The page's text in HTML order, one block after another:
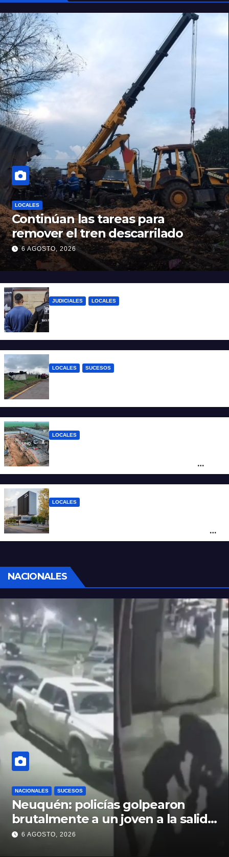
LOCALES
Continúan las tareas para
remover el tren descarrilado
6 AGOSTO, 2026
JUDICIALES LOCALES
LOCALES SUCESOS
LOCALES
servicio y proyectan la construcción de
LOCALES
Santa Fe
NACIONALES
NACIONALES SUCESOS
Neuquén: policías golpearon
brutalmente a un joven a la salida
de un boliche y quedaron
6 AGOSTO, 2026